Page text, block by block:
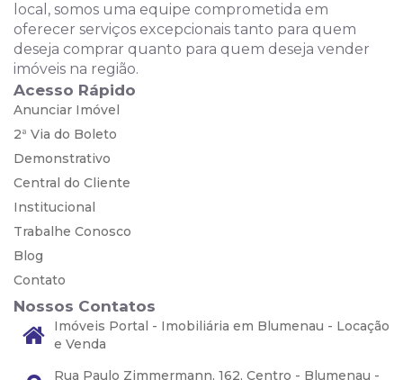
local, somos uma equipe comprometida em
oferecer serviços excepcionais tanto para quem
deseja comprar quanto para quem deseja vender
imóveis na região.
Acesso Rápido
Anunciar Imóvel
2ª Via do Boleto
Demonstrativo
Central do Cliente
Institucional
Trabalhe Conosco
Blog
Contato
Nossos Contatos
Imóveis Portal - Imobiliária em Blumenau - Locação
e Venda
Rua Paulo Zimmermann, 162, Centro - Blumenau -